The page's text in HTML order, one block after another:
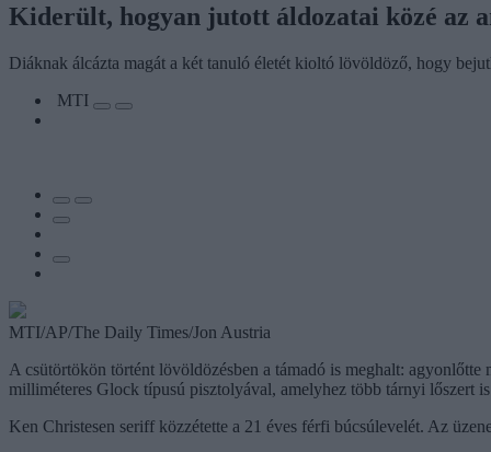
Kiderült, hogyan jutott áldozatai közé az
Diáknak álcázta magát a két tanuló életét kioltó lövöldöző, hogy
MTI
MTI/AP/The Daily Times/Jon Austria
A csütörtökön történt lövöldözésben a támadó is meghalt:
milliméteres Glock típusú pisztolyával, amelyhez több tárnyi lőszert
Ken Christesen seriff közzétette a 21 éves férfi búcsúlevelét. Az